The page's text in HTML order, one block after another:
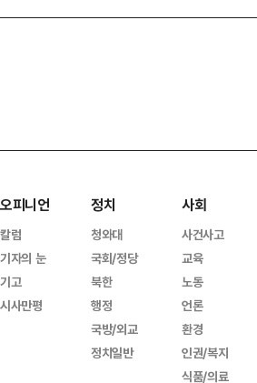
오피니언
칼럼
기자의 눈
기고
시사만평
정치
청와대
국회/정당
북한
행정
국방/외교
정치일반
사회
사건사고
교육
노동
언론
환경
인권/복지
식품/의료